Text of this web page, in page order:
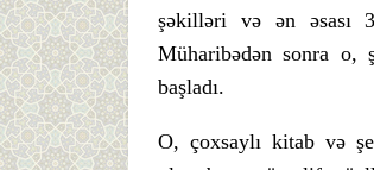
şəkilləri və ən əsası
Müharibədən sonra o,
başladı.
O, çoxsaylı kitab və